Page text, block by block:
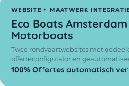
WEBSITE + MAATWERK
Eco Boats
Motorboats
Twee rondvaartwebsites met
offerteconfigulator en
100% Offertes automatisch